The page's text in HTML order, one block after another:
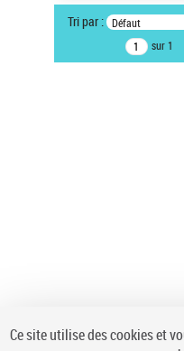
Type de notice
Tri par : Défaut
sur 1
Ce site utilise des cookies et